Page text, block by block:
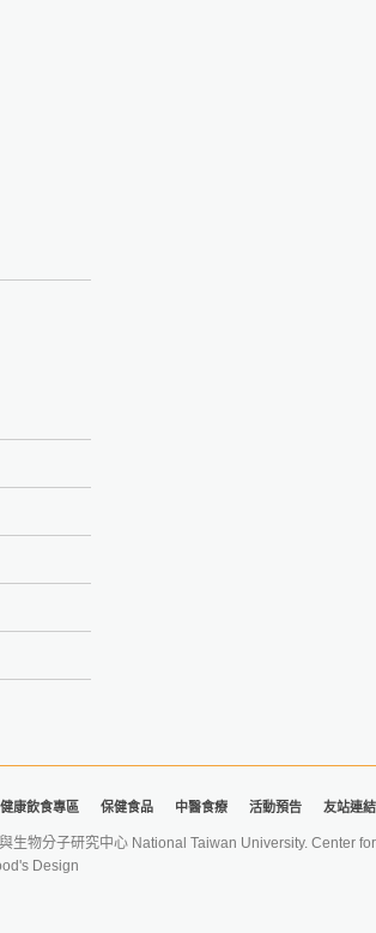
健康飲食專區 保健食品 中醫食療 活動預告 友站連結
生物分子研究中心 National Taiwan University. Center
Design